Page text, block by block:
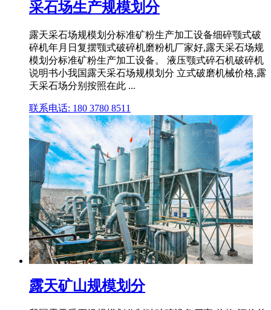
采石场生产规模划分
露天采石场规模划分标准矿粉生产加工设备细碎颚式破
碎机年月日复摆颚式破碎机磨粉机厂家好,露天采石场规
模划分标准矿粉生产加工设备。 液压颚式碎石机破碎机
说明书小我国露天采石场规模划分 立式破磨机械价格,露
天采石场分别按照在此 ...
联系电话: 180 3780 8511
露天矿山规模划分